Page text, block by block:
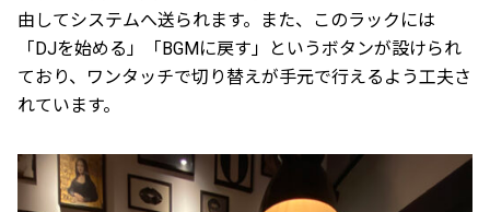
由してシステムへ送られます。また、このラックには
「DJを始める」「BGMに戻す」というボタンが設けられ
ており、ワンタッチで切り替えが手元で行えるよう工夫さ
れています。